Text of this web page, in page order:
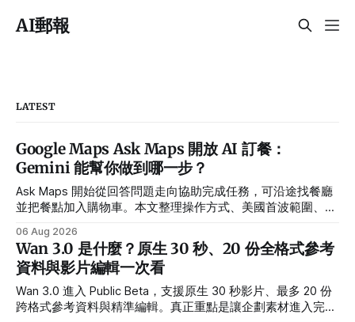
AI郵報
LATEST
Google Maps Ask Maps 開放 AI 訂餐：
Gemini 能幫你做到哪一步？
Ask Maps 開始從回答問題走向協助完成任務，可沿途找餐廳
並把餐點加入購物車。本文整理操作方式、美國首波範圍、合
06 Aug 2026
Wan 3.0 是什麼？原生 30 秒、20 份全格式參考
資料與影片編輯一次看
Wan 3.0 進入 Public Beta，支援原生 30 秒影片、最多 20 份
跨格式參考資料與精準編輯。真正重點是讓企劃素材進入完整